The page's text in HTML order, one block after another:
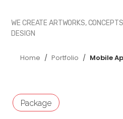
WE CREATE ARTWORKS,
DESIGN
Home / Portfolio / Mobile
Package